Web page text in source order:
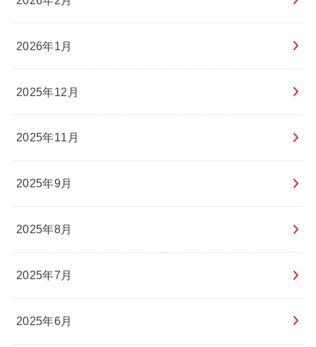
2026年1月
2025年12月
2025年11月
2025年9月
2025年8月
2025年7月
2025年6月